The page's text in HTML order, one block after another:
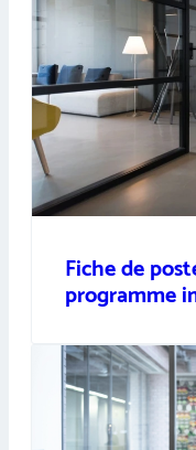
Fiche de
programme